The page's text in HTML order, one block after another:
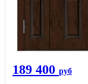
189 400 руб